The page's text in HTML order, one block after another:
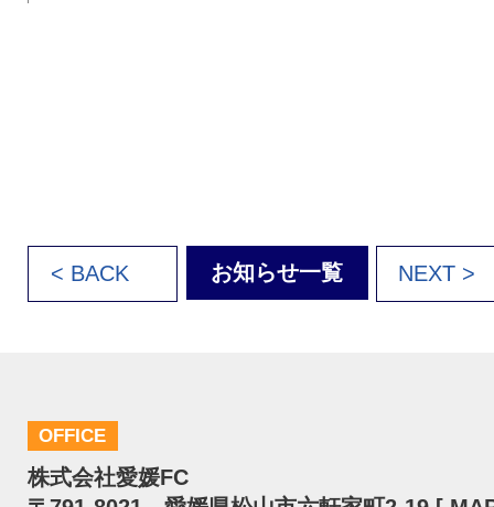
< BACK お知らせ一覧 NEXT >
OFFICE
株式会社愛媛FC